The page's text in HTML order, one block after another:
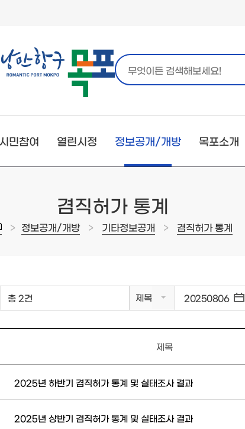
시민참여 열린시정 정보공개/개방 목포소개
겸직허가 통계
> 정보공개/개방 > 기타정보공개 > 겸직허가 통계
총 2건 제목
제목
2025년 하반기 겸직허가 통계 및 실태조사 결과
2025년 상반기 겸직허가 통계 및 실태조사 결과